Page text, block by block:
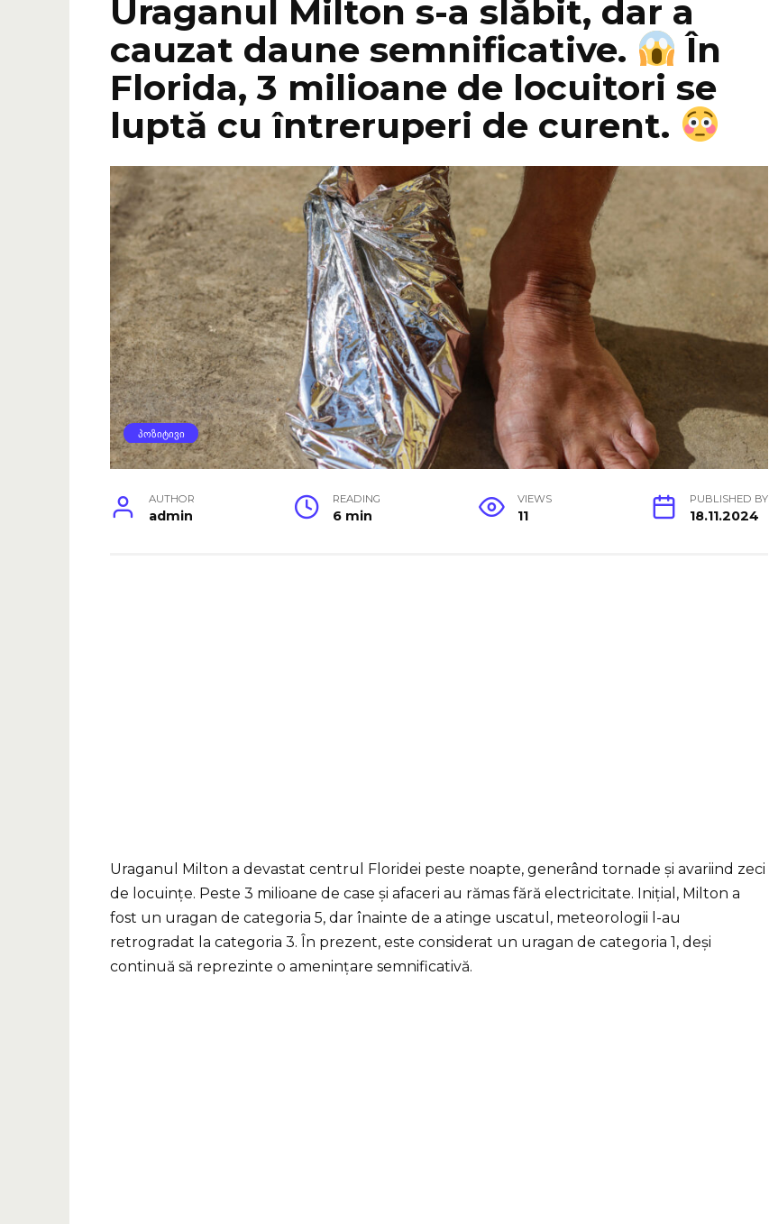
Uraganul Milton s-a slăbit, dar a
cauzat daune semnificative.
În
Florida, 3 milioane de locuitori se
luptă cu întreruperi de curent.
ᲞᲝᲖᲘᲢᲘᲕᲘ
AUTHOR
admin
READING
6 min
VIEWS
11
PUBLISHED BY
18.11.2024
Uraganul Milton a devastat centrul Floridei peste noapte, generând tornade și avariind zeci
de locuințe. Peste 3 milioane de case și afaceri au rămas fără electricitate. Inițial, Milton a
fost un uragan de categoria 5, dar înainte de a atinge uscatul, meteorologii l-au
retrogradat la categoria 3. În prezent, este considerat un uragan de categoria 1, deși
continuă să reprezinte o amenințare semnificativă.